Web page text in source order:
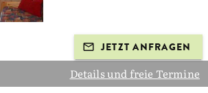
JETZT ANFRAGEN
Details und freie Termine